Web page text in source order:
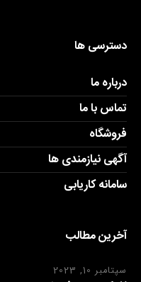
دسترسی ها
درباره ما
تماس با ما
فروشگاه
آگهی نیازمندی ها
سامانه کاریابی
آخرین مطالب
سپتامبر 10, 2023